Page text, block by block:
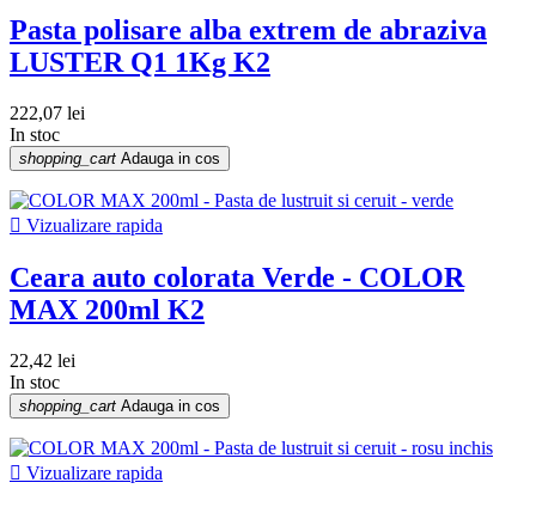
Pasta polisare alba extrem de abraziva
LUSTER Q1 1Kg K2
222,07 lei
In stoc
shopping_cart Adauga in cos
 Vizualizare rapida
Ceara auto colorata Verde - COLOR
MAX 200ml K2
22,42 lei
In stoc
shopping_cart Adauga in cos
 Vizualizare rapida